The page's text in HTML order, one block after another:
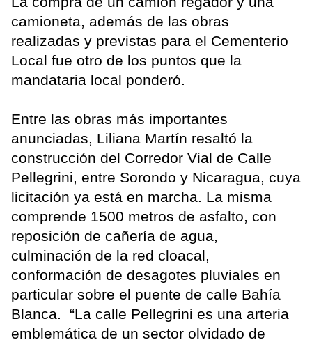
camioneta, además de las obras
realizadas y previstas para el Cementerio
Local fue otro de los puntos que la
mandataria local ponderó.
Entre las obras más importantes
anunciadas, Liliana Martín resaltó la
construcción del Corredor Vial de Calle
Pellegrini, entre Sorondo y Nicaragua, cuya
licitación ya está en marcha. La misma
comprende 1500 metros de asfalto, con
reposición de cañería de agua,
culminación de la red cloacal,
conformación de desagotes pluviales en
particular sobre el puente de calle Bahía
Blanca. “La calle Pellegrini es una arteria
emblemática de un sector olvidado de